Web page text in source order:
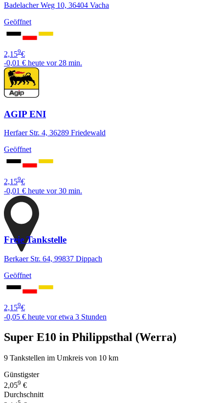
Badelacher Weg 10, 36404 Vacha
Geöffnet
2,159€
-0,01 € heute vor 28 min.
AGIP ENI
Herfaer Str. 4, 36289 Friedewald
Geöffnet
2,159€
-0,01 € heute vor 30 min.
Freie Tankstelle
Berkaer Str. 64, 99837 Dippach
Geöffnet
2,159€
-0,05 € heute vor etwa 3 Stunden
Super E10 in Philippsthal (Werra)
9 Tankstellen im Umkreis von 10 km
Günstigster
2,059 €
Durchschnitt